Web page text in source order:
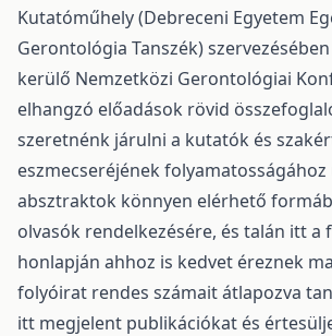
Kutatóműhely (Debreceni Egyetem
Gerontológia Tanszék)
kerülő Nemzetközi Gerontológiai
elhangzó előadások rövid
szeretnénk járulni a kutatók és
eszmecseréjének folyamatosságához
absztraktok könnyen elérhető
olvasók rendelkezésére, és talán itt a
honlapján ahhoz is kedvet éreznek
folyóirat rendes számait átlapozva
itt megjelent publikációkat és